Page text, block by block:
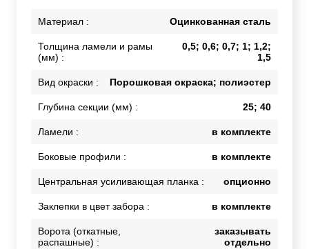
Материал : Оцинкованная сталь
Толщина ламели и рамы
(мм) :
0,5; 0,6; 0,7; 1; 1,2;
1,5
Вид окраски : Порошковая окраска; полиэстер
Глубина секции (мм) : 25; 40
Ламели : в комплекте
Боковые профили : в комплекте
Центральная усиливающая планка : опционно
Заклепки в цвет забора : в комплекте
Ворота (откатные,
распашные) :
заказывать
отдельно